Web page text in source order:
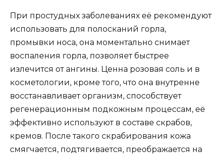
При простудных заболеваниях её рекомендуют
использовать для полосканий горла,
промывки носа, она моментально снимает
воспаления горла, позволяет быстрее
излечится от ангины. Ценна розовая соль и в
косметологии, кроме того, что она внутренне
восстанавливает организм, способствует
регенерационным подкожным процессам, её
эффективно используют в составе скрабов,
кремов. После такого скрабирования кожа
смягчается, подтягивается, преображается на